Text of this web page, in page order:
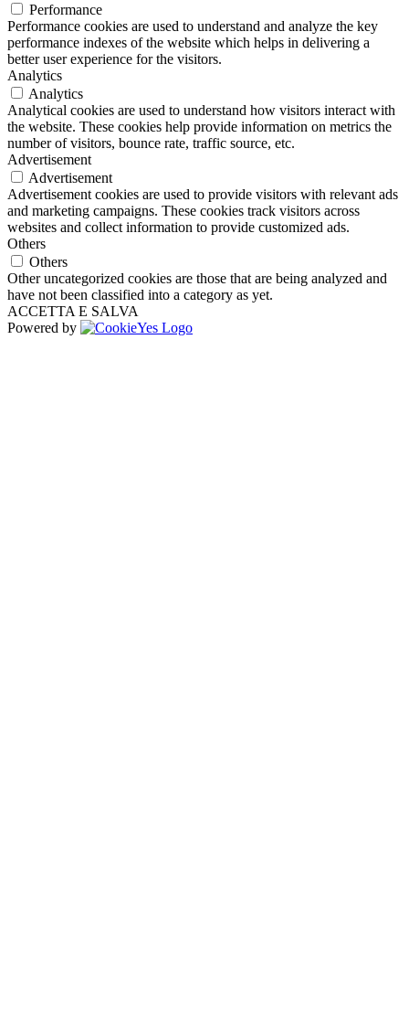
Performance
Performance cookies are used to understand and analyze the key
performance indexes of the website which helps in delivering a
better user experience for the visitors.
Analytics
Analytics
Analytical cookies are used to understand how visitors interact with
the website. These cookies help provide information on metrics the
number of visitors, bounce rate, traffic source, etc.
Advertisement
Advertisement
Advertisement cookies are used to provide visitors with relevant ads
and marketing campaigns. These cookies track visitors across
websites and collect information to provide customized ads.
Others
Others
Other uncategorized cookies are those that are being analyzed and
have not been classified into a category as yet.
ACCETTA E SALVA
Powered by